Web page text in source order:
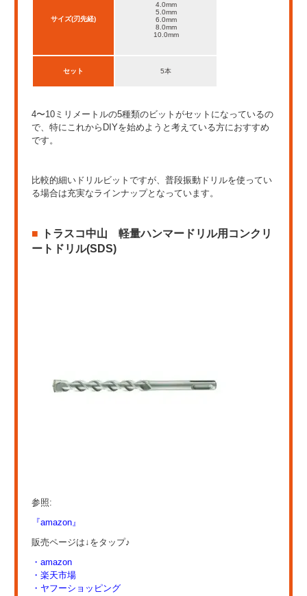
サイズ(刃先経)
4.0mm
5.0mm
6.0mm
8.0mm
10.0mm
セット 5本
4〜10ミリメートルの5種類のビットがセットになっているの
で、特にこれからDIYを始めようと考えている方におすすめ
です。
比較的細いドリルビットですが、普段振動ドリルを使ってい
る場合は充実なラインナップとなっています。
トラスコ中山 軽量ハンマードリル用コンクリ
ートドリル(SDS)
参照:
『amazon』
販売ページは↓をタップ♪
・amazon
・楽天市場
・ヤフーショッピング